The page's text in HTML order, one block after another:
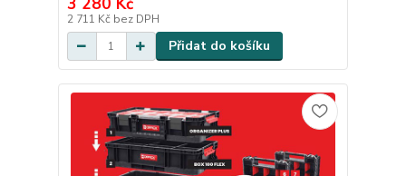
2 711 Kč bez DPH
Přidat do košíku